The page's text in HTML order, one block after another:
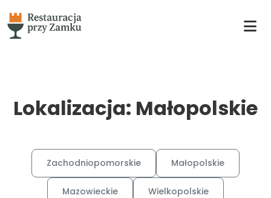
Lokalizacja: Małopolskie
Zachodniopomorskie Małopolskie
Mazowieckie Wielkopolskie